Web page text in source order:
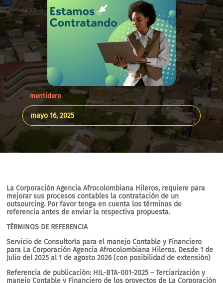
mentidero
mayo 16, 2025
La Corporación Agencia Afrocolombiana Hileros, requiere para
mejorar sus procesos contables la contratación de un
outsourcing. Por favor tenga en cuenta los términos de
referencia antes de enviar la respectiva propuesta.
TÉRMINOS DE REFERENCIA
Servicio de Consultoría para el manejo Contable y Financiero
para La Corporación Agencia Afrocolombiana Hileros. Desde 1 de
Julio del 2025 al 1 de agosto 2026 (con posibilidad de extensión)
Referencia de publicación: HIL-BTA-001-2025 – Terciarización y
manejo Contable y Financiero de los proyectos de La Corporación